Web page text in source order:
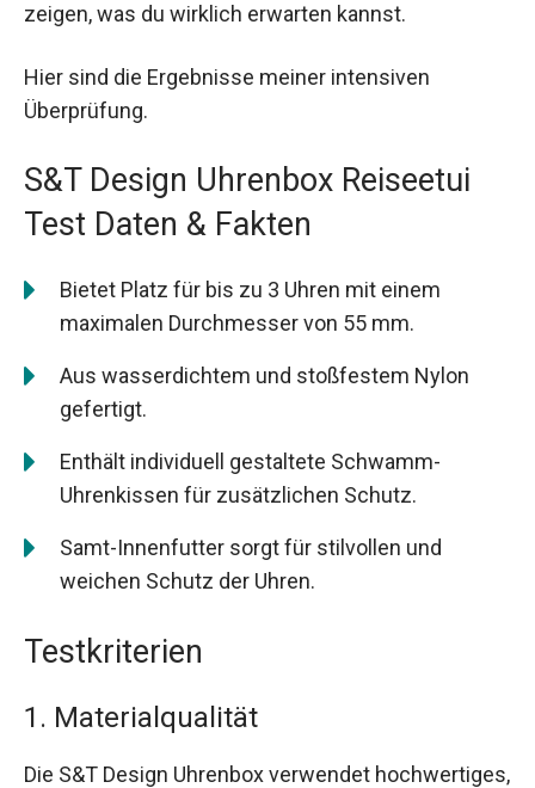
zeigen, was du wirklich erwarten kannst.
Hier sind die Ergebnisse meiner intensiven
Überprüfung.
S&T Design Uhrenbox Reiseetui
Test Daten & Fakten
Bietet Platz für bis zu 3 Uhren mit einem
maximalen Durchmesser von 55 mm.
Aus wasserdichtem und stoßfestem Nylon
gefertigt.
Enthält individuell gestaltete Schwamm-
Uhrenkissen für zusätzlichen Schutz.
Samt-Innenfutter sorgt für stilvollen und
weichen Schutz der Uhren.
Testkriterien
1. Materialqualität
Die S&T Design Uhrenbox verwendet hochwertiges,